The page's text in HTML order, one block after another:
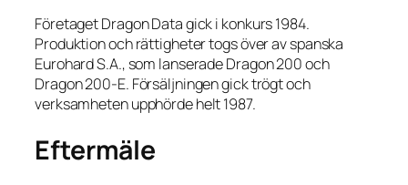
Företaget Dragon Data gick i konkurs 1984.
Produktion och rättigheter togs över av spanska
Eurohard S.A., som lanserade Dragon 200 och
Dragon 200-E. Försäljningen gick trögt och
verksamheten upphörde helt 1987.
Eftermäle